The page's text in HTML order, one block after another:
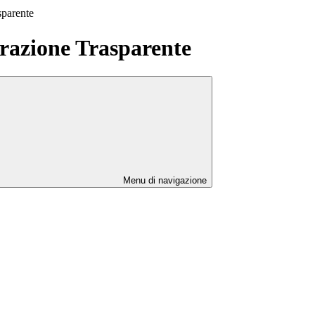
Trasparente
Menu di navigazione